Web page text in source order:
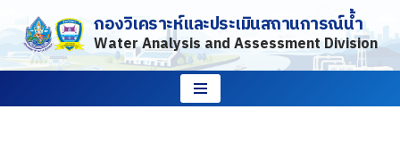
Skip
to
กองวิเคราะห์และประเมินสถานการณ์น้ำ
Water Analysis and Assessment Division